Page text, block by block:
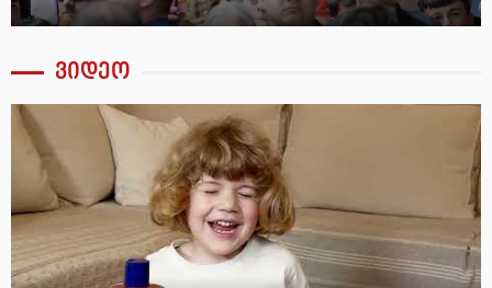
ვიდეო